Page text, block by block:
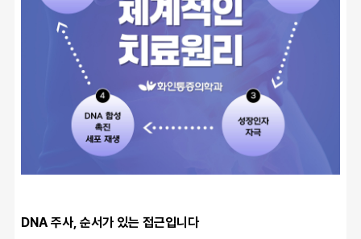
DNA 주사, 순서가 있는 접근입니다